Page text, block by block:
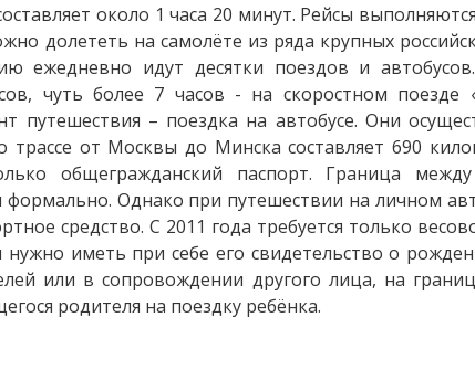
около 1 часа 20 минут. Рейсы
долететь на самолёте из ряда крупных
ежедневно идут десятки поездов и
чуть более 7 часов - на скоростном поезде
путешествия – поездка на автобусе. Они
трассе от Москвы до Минска составляет 690
общегражданский паспорт. Граница
формально. Однако при путешествии на личном
средство. С 2011 года требуется только
иметь при себе его свидетельство о
или в сопровождении другого лица, на
родителя на поездку ребёнка.